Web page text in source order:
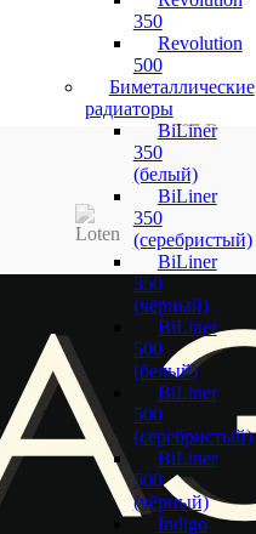
350
Revolution
500
Биметаллические
радиаторы
BiLiner
350
(белый)
BiLiner
350
(серебристый)
BiLiner
350
(чёрный)
BiLiner
500
(белый)
BiLiner
500
(серебристый)
BiLiner
500
(чёрный)
Indigo
2 007Br